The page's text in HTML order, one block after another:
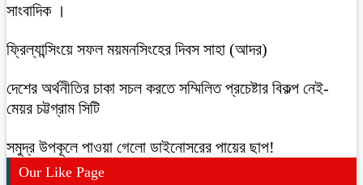
সাংবাদিক ।
ফ্রিল্যান্সিংয়ে সফল ময়মনসিংহের দিবস সাহা (আদর)
দেশের অর্থনীতির চাকা সচল করতে সম্মিলিত প্রচেষ্টার বিকল্প নেই-
মেয়র চট্টগ্রাম সিটি
সমুদ্র উপকূলে পাওয়া গেলো ডাইনোসরের পায়ের ছাপ!
Our Like Page